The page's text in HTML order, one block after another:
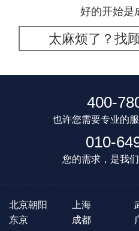
好的开始是
太麻烦了？找
400-
也许您需要专业的
010-
您的需求，是我
北京朝阳 上海
东京
成都